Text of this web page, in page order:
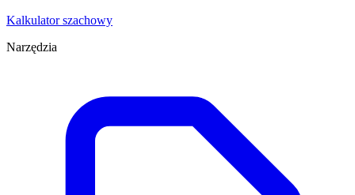
Kalkulator szachowy
Narzędzia